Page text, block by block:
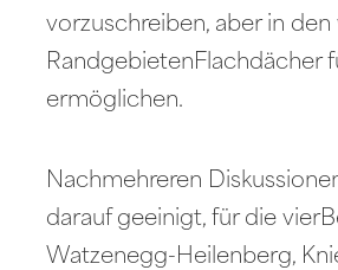
vorzuschreiben, aber in
RandgebietenFlachdächer
ermöglichen.
Nachmehreren
darauf geeinigt, für die
Watzenegg-Heilenberg,